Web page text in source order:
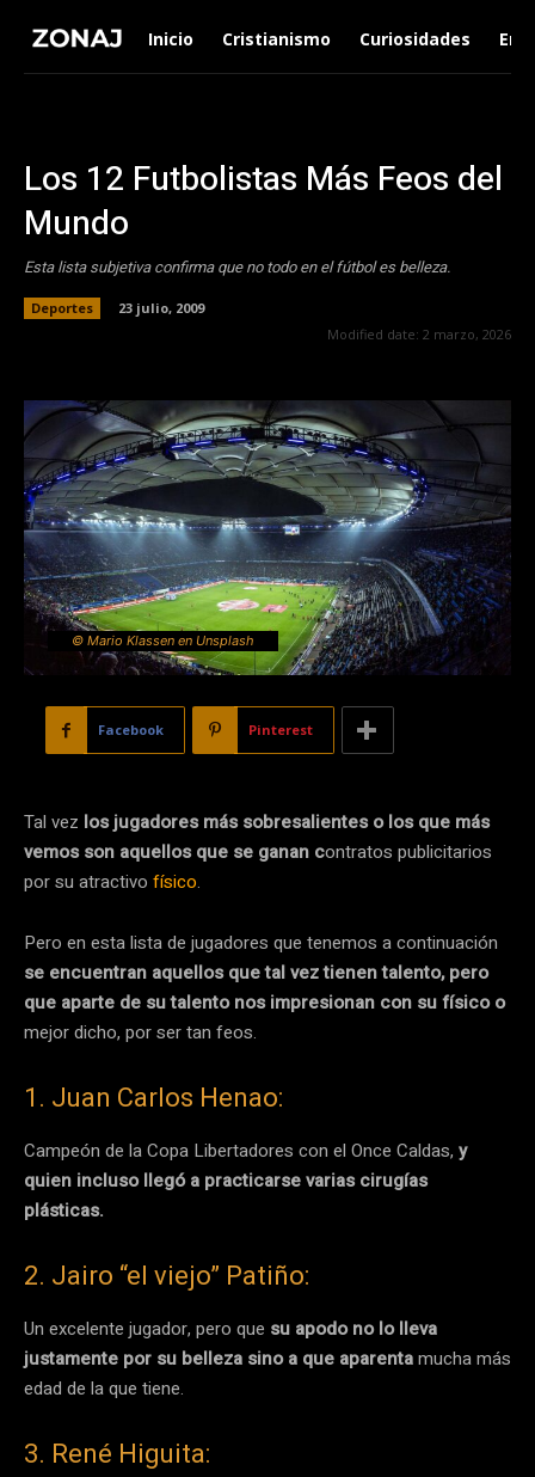
Inicio Cristianismo Curiosidades
Los 12 Futbolistas Más Feos del
Mundo
Esta lista subjetiva confirma que no todo en el fútbol es belleza.
Deportes
23 julio, 2009
Modified date: 2 marzo, 2026
© Mario Klassen en Unsplash
Facebook Pinterest
Tal vez los jugadores más sobresalientes o los que más
vemos son aquellos que se ganan contratos publicitarios
por su atractivo físico.
Pero en esta lista de jugadores que tenemos a continuación
se encuentran aquellos que tal vez tienen talento, pero
que aparte de su talento nos impresionan con su físico o
mejor dicho, por ser tan feos.
1. Juan Carlos Henao:
Campeón de la Copa Libertadores con el Once Caldas, y
quien incluso llegó a practicarse varias cirugías
plásticas.
2. Jairo “el viejo” Patiño:
Un excelente jugador, pero que su apodo no lo lleva
justamente por su belleza sino a que aparentamucha más
edad de la que tiene.
3. René Higuita: